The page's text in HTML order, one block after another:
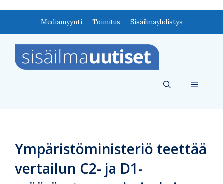
Mediamyynti Toimitus Sisäilmayhdistys
Valikko
Ympäristöministeriö teettää
vertailun C2- ja D1-